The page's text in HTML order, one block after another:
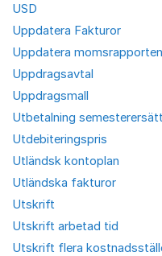
USD
Uppdatera Fakturor
Uppdatera momsrapporten
Uppdragsavtal
Uppdragsmall
Utbetalning
Utdebiteringspris
Utländsk kontoplan
Utländska fakturor
Utskrift
Utskrift arbetad tid
Utskrift flera